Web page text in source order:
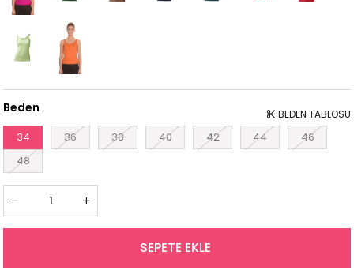
Beden
34 36 38 40 42 44
46
48
BEDEN TABLOSU